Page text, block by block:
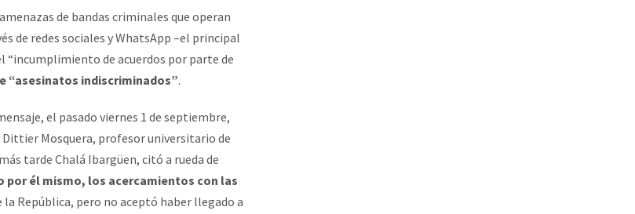
de bandas criminales que operan
de redes sociales y WhatsApp –el principal
“incumplimiento de acuerdos por parte de
“asesinatos indiscriminados”.
el pasado viernes 1 de septiembre,
Dittier Mosquera, profesor universitario de
tarde Chalá Ibargüen, citó a rueda de
por él mismo, los acercamientos con las
República, pero no aceptó haber llegado a